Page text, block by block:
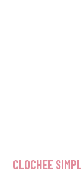
CLOCHEE